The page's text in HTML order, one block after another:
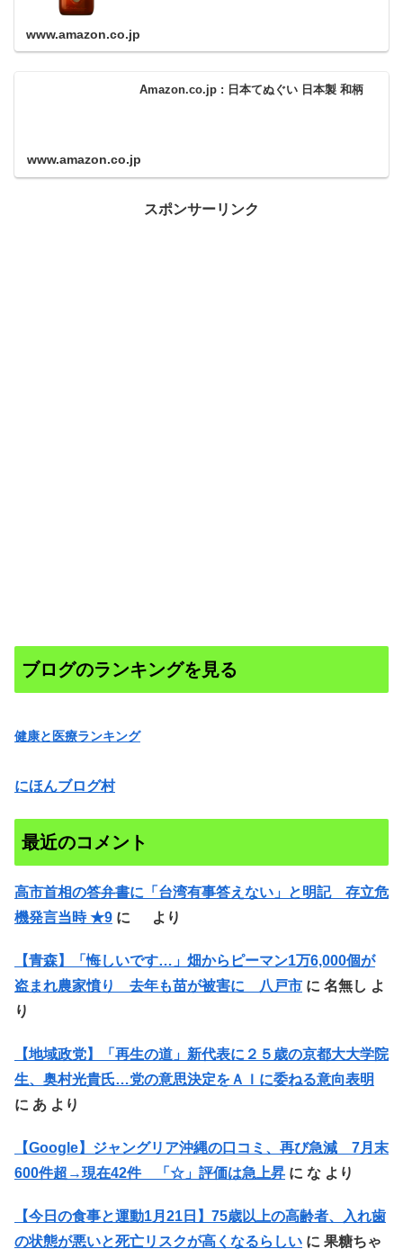
www.amazon.co.jp
Amazon.co.jp : 日本てぬぐい 日本製 和柄
www.amazon.co.jp
スポンサーリンク
ブログのランキングを見る
健康と医療ランキング
にほんブログ村
最近のコメント
高市首相の答弁書に「台湾有事答えない」と明記 存立危
機発言当時 ★9 に より
【青森】「悔しいです…」畑からピーマン1万6,000個が
盗まれ農家憤り 去年も苗が被害に 八戸市 に 名無し よ
り
【地域政党】「再生の道」新代表に２５歳の京都大大学院
生、奥村光貴氏…党の意思決定をＡＩに委ねる意向表明
に あ より
【Google】ジャングリア沖縄の口コミ、再び急減 7月末
600件超→現在42件 「☆」評価は急上昇 に な より
【今日の食事と運動1月21日】75歳以上の高齢者、入れ歯
の状態が悪いと死亡リスクが高くなるらしい に 果糖ちゃ